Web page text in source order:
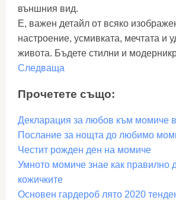
външния вид.
Е, важен детайл от всяко
настроение, усмивката, мечтата и
живота. Бъдете стилни и
Следваща
Прочетете също:
Декларация за любов към момиче
Послание за нощта до любимо
Честит рожден ден на момиче
Умното момиче знае как правилно
кожичките
Основен гардероб лято 2020